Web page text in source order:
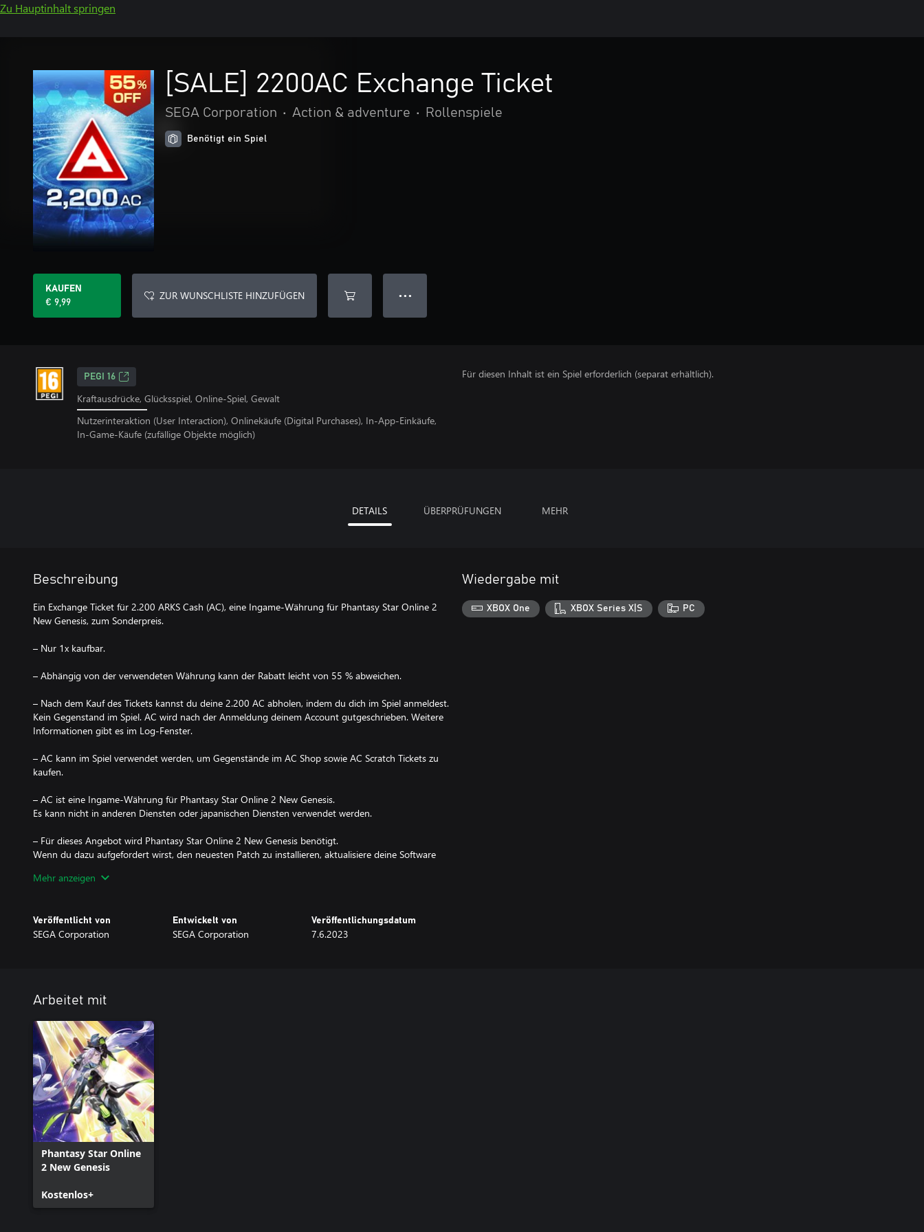
Zu Hauptinhalt springen
[SALE] 2200AC Exchange Ticket
SEGA Corporation • Action & adventure • Rollenspiele
Benötigt ein Spiel
KAUFEN
€ 9,99
ZUR WUNSCHLISTE HINZUFÜGEN ● ● ●
PEGI 16
Kraftausdrücke, Glücksspiel, Online-Spiel, Gewalt
Nutzerinteraktion (User Interaction), Onlinekäufe (Digital Purchases), In-App-Einkäufe,
In-Game-Käufe (zufällige Objekte möglich)
Für diesen Inhalt ist ein Spiel erforderlich (separat erhältlich).
DETAILS ÜBERPRÜFUNGEN MEHR
Beschreibung
Ein Exchange Ticket für 2.200 ARKS Cash (AC), eine Ingame-Währung für Phantasy Star Online 2
New Genesis, zum Sonderpreis.
– Nur 1x kaufbar.
– Abhängig von der verwendeten Währung kann der Rabatt leicht von 55 % abweichen.
– Nach dem Kauf des Tickets kannst du deine 2.200 AC abholen, indem du dich im Spiel anmeldest.
Kein Gegenstand im Spiel. AC wird nach der Anmeldung deinem Account gutgeschrieben. Weitere
Informationen gibt es im Log-Fenster.
– AC kann im Spiel verwendet werden, um Gegenstände im AC Shop sowie AC Scratch Tickets zu
kaufen.
– AC ist eine Ingame-Währung für Phantasy Star Online 2 New Genesis.
Es kann nicht in anderen Diensten oder japanischen Diensten verwendet werden.
– Für dieses Angebot wird Phantasy Star Online 2 New Genesis benötigt.
Wenn du dazu aufgefordert wirst, den neuesten Patch zu installieren, aktualisiere deine Software
Mehr anzeigen
Veröffentlicht von
SEGA Corporation
Entwickelt von
SEGA Corporation
Veröffentlichungsdatum
7.6.2023
Wiedergabe mit
XBOX One XBOX Series X|S PC
Arbeitet mit
Phantasy Star Online
2 New Genesis
Kostenlos+